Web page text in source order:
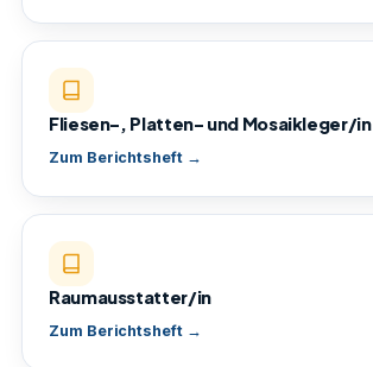
Fliesen-, Platten- und Mosaikleger/in
Zum Berichtsheft →
Raumausstatter/in
Zum Berichtsheft →